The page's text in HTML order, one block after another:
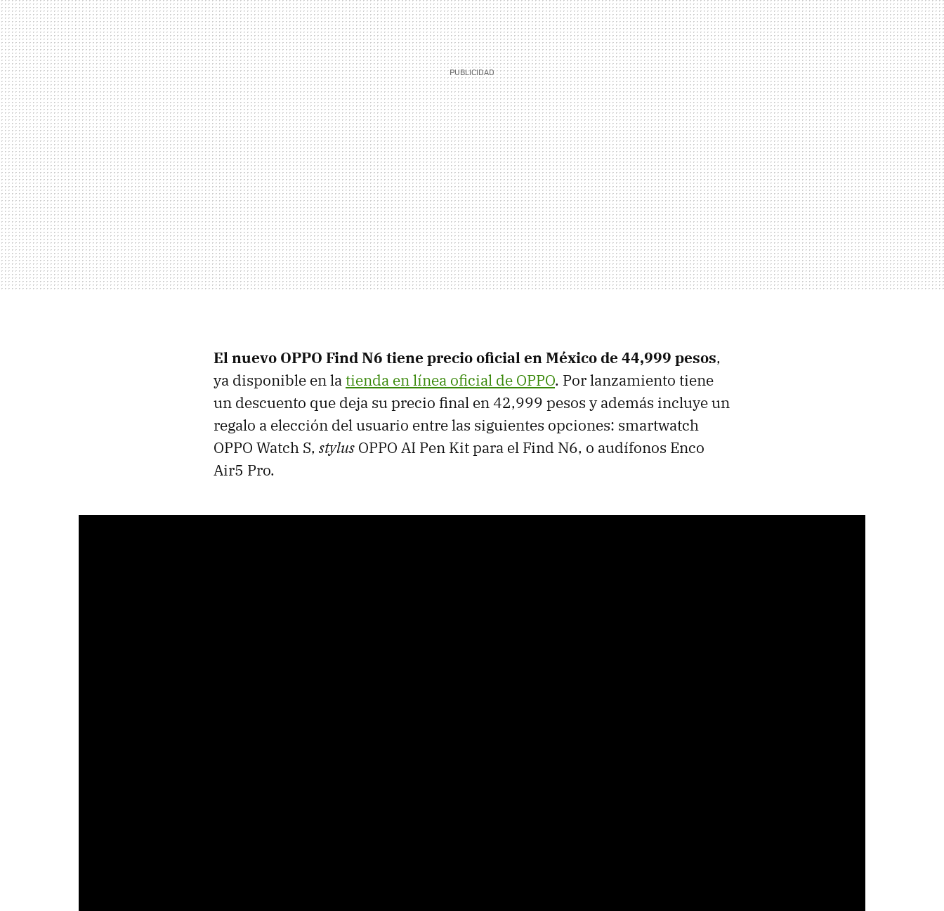
El nuevo OPPO Find N6 tiene precio oficial en México de 44,999 pesos,
ya disponible en latienda en línea oficial de OPPO. Por lanzamiento tiene
un descuento que deja su precio final en 42,999 pesos y además incluye un
regalo a elección del usuario entre las siguientes opciones: smartwatch
OPPO Watch S, stylus OPPO AI Pen Kit para el Find N6, o audífonos Enco
Air5 Pro.